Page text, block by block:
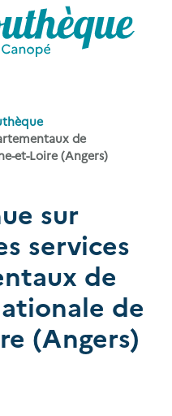
de
et-Loire (Angers)
sur
services
de
de
(Angers)